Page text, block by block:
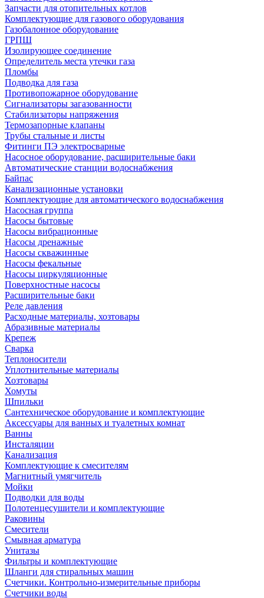
Запчасти для отопительных котлов
Комплектующие для газового оборудования
Газобалонное оборудование
ГРПШ
Изолирующее соединение
Определитель места утечки газа
Пломбы
Подводка для газа
Противопожарное оборудование
Сигнализаторы загазованности
Стабилизаторы напряжения
Термозапорные клапаны
Трубы стальные и листы
Фитинги ПЭ электросварные
Насосное оборудование, расширительные баки
Автоматические станции водоснабжения
Байпас
Канализационные установки
Комплектующие для автоматического водоснабжения
Насосная группа
Насосы бытовые
Насосы вибрационные
Насосы дренажные
Насосы скважинные
Насосы фекальные
Насосы циркуляционные
Поверхностные насосы
Расширительные баки
Реле давления
Расходные материалы, хозтовары
Абразивные материалы
Крепеж
Сварка
Теплоносители
Уплотнительные материалы
Хозтовары
Хомуты
Шпильки
Сантехническое оборудование и комплектующие
Аксессуары для ванных и туалетных комнат
Ванны
Инсталяции
Канализация
Комплектующие к смесителям
Магнитный умягчитель
Мойки
Подводки для воды
Полотенцесушители и комплектующие
Раковины
Смесители
Смывная арматура
Унитазы
Фильтры и комплектующие
Шланги для стиральных машин
Счетчики. Контрольно-измерительные приборы
Счетчики воды